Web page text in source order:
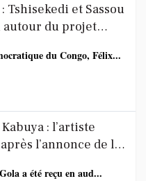
Tshisekedi et Sassou
autour du projet
du Congo, Félix...
: l’artiste
l’annonce de la
a été reçu en aud...